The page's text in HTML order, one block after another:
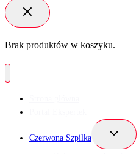
Brak produktów w koszyku.
Czerwona Szpilka
Przełącz
podrzędne